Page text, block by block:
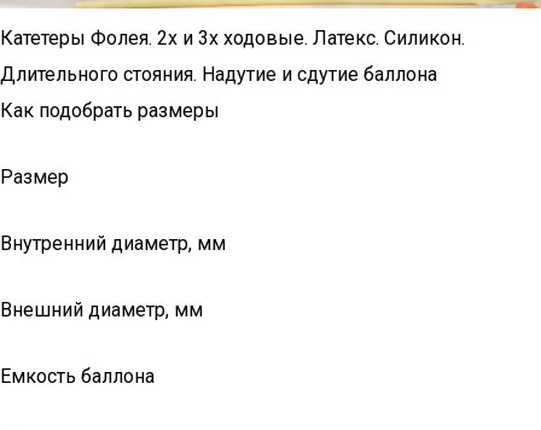
Катетеры Фолея. 2х и 3х ходовые. Латекс. Силикон.
Длительного стояния. Надутие и сдутие баллона
Как подобрать размеры­
Размер
Внутренний диаметр, мм
Внешний диаметр, мм
Емкость баллона